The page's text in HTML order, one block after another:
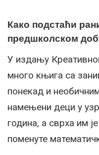
Како подстаћи
предшколском
У издању
много књига са
понекад и
намењени деци у
година, а сврха им
поменуте